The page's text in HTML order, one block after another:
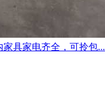
具家电齐全，可拎包...